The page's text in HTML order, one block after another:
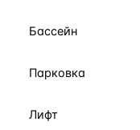
Бассейн
Парковка
Лифт